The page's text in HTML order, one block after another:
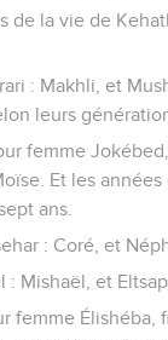
de la vie de
: Makhli, et
leurs
femme
Et les
ans.
: Coré, et
: Mishaël, et
femme Élishéba,